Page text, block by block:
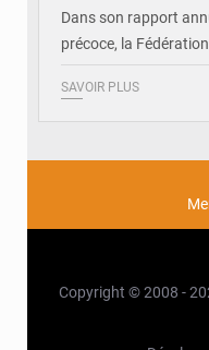
Dans son rapport
précoce, la
SAVOIR PLUS
Copyright © 2008 -